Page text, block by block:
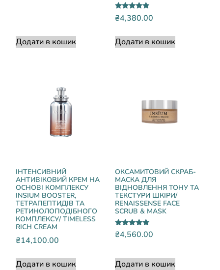
Додати в кошик
Оцінено в
4.67
₴4,380.00
Додати в кошик
ІНТЕНСИВНИЙ
АНТИВІКОВИЙ КРЕМ НА
ОСНОВІ КОМПЛЕКСУ
INSIUM BOOSTER,
ТЕТРАПЕПТИДІВ ТА
РЕТИНОЛОПОДІБНОГО
КОМПЛЕКСУ/ TIMELESS
RICH CREAM
₴14,100.00
Додати в кошик
ОКСАМИТОВИЙ СКРАБ-
МАСКА ДЛЯ
ВІДНОВЛЕННЯ ТОНУ ТА
ТЕКСТУРИ ШКІРИ/
RENAISSENSE FACE
SCRUB & MASK
Оцінено в
4.75
₴4,560.00
Додати в кошик